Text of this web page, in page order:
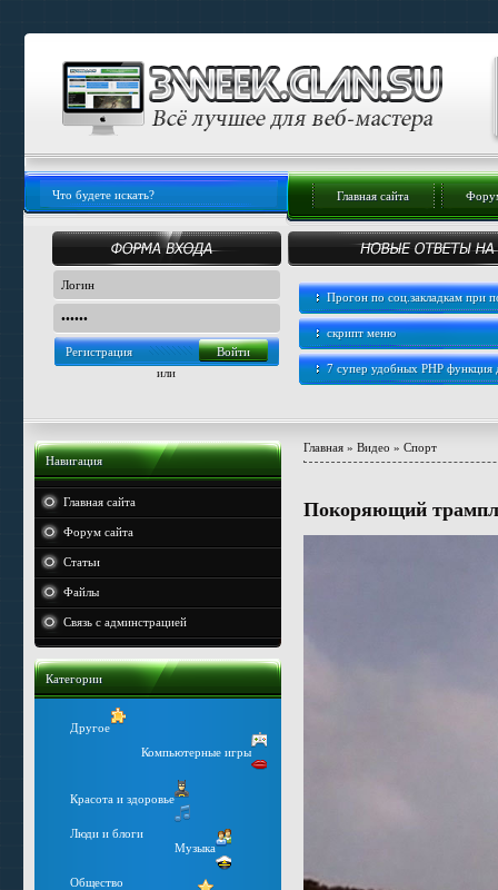
Главная сайта
Регистрация
или
Прогон по соц.закладкам при
скрипт меню
7 супер удобных PHP функция
Навигация
Главная сайта
Форум сайта
Статьи
Файлы
Связь с админстрацией
Категории
Другое
Компьютерные игры
Красота и здоровье
Люди и блоги
Музыка
Общество
Главная» Видео » Спорт
Покоряющий